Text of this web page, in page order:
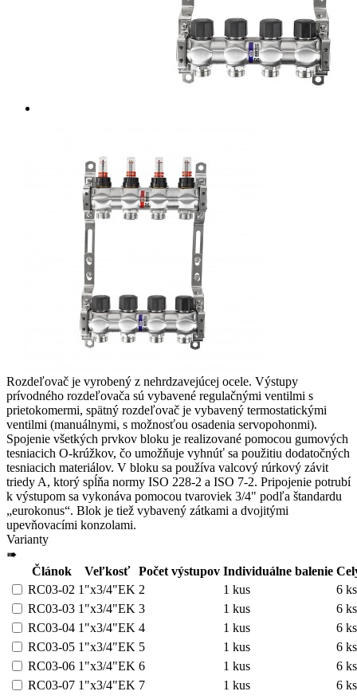
Rozdeľovač je vyrobený z nehrdzavejúcej ocele. Výstupy
prívodného rozdeľovača sú vybavené regulačnými ventilmi s
prietokomermi, spätný rozdeľovač je vybavený termostatickými
ventilmi (manuálnymi, s možnosťou osadenia servopohonmi).
Spojenie všetkých prvkov bloku je realizované pomocou gumových
tesniacich O-krúžkov, čo umožňuje vyhnúť sa použitiu dodatočných
tesniacich materiálov. V bloku sa používa valcový rúrkový závit
triedy A, ktorý spĺňa normy ISO 228-2 a ISO 7-2. Pripojenie potrubí
k výstupom sa vykonáva pomocou tvaroviek 3/4" podľa štandardu
„eurokonus“. Blok je tiež vybavený zátkami a dvojitými
upevňovacími konzolami.
Varianty
➠
Článok
Veľkosť Počet výstupov Individuálne balenie
RC03-02 1"x3/4"EK 2 1 kus
6 ks
RC03-03 1"x3/4"EK 3 1 kus
6 ks
RC03-04 1"x3/4"EK 4 1 kus
6 ks
RC03-05 1"x3/4"EK 5 1 kus
6 ks
RC03-06 1"x3/4"EK 6 1 kus
6 ks
RC03-07 1"x3/4"EK 7 1 kus
6 ks